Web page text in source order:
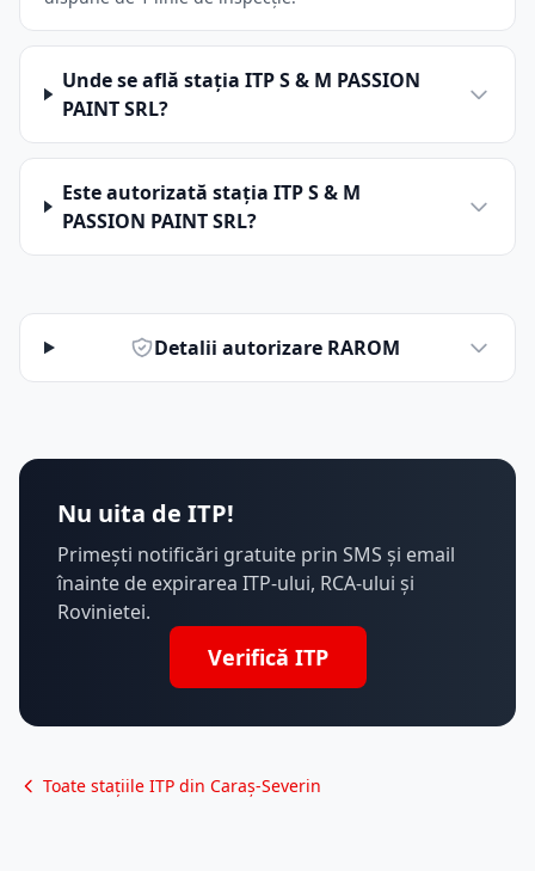
Unde se află stația ITP S & M PASSION
PAINT SRL?
Este autorizată stația ITP S & M
PASSION PAINT SRL?
Detalii autorizare RAROM
Nu uita de ITP!
Primești notificări gratuite prin SMS și email
înainte de expirarea ITP-ului, RCA-ului și
Rovinietei.
Verifică ITP
Toate stațiile ITP din Caraș-Severin